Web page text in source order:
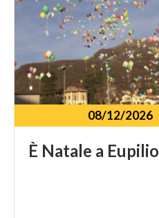
08/12/2026
È Natale a Eupilio